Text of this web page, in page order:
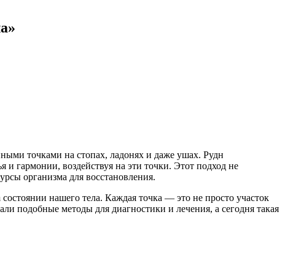
точками на стопах, ладонях и даже ушах. Рудн
и гармонии, воздействуя на эти точки. Этот подход не
организма для восстановления.
нашего тела. Каждая точка — это не просто участок
подобные методы для диагностики и лечения, а сегодня такая